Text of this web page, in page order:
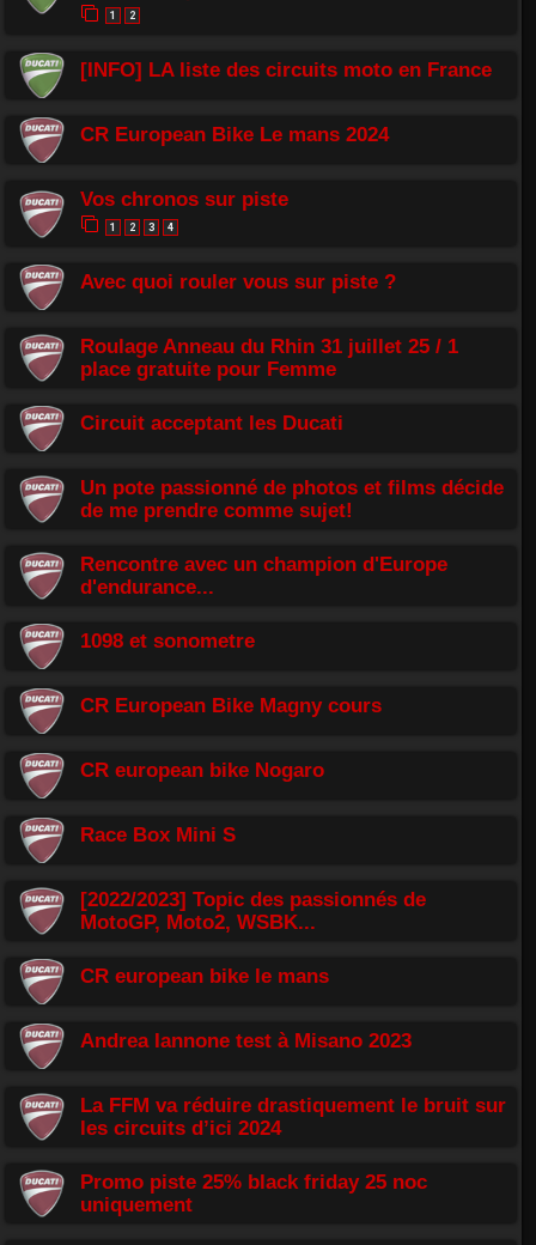
1 2
[INFO] LA liste des circuits moto en France
CR European Bike Le mans 2024
Vos chronos sur piste
1 2 3 4
Avec quoi rouler vous sur piste ?
Roulage Anneau du Rhin 31 juillet 25 / 1
place gratuite pour Femme
Circuit acceptant les Ducati
Un pote passionné de photos et films décide
de me prendre comme sujet!
Rencontre avec un champion d'Europe
d'endurance...
1098 et sonometre
CR European Bike Magny cours
CR european bike Nogaro
Race Box Mini S
[2022/2023] Topic des passionnés de
MotoGP, Moto2, WSBK...
CR european bike le mans
Andrea Iannone test à Misano 2023
La FFM va réduire drastiquement le bruit sur
les circuits d’ici 2024
Promo piste 25% black friday 25 noc
uniquement